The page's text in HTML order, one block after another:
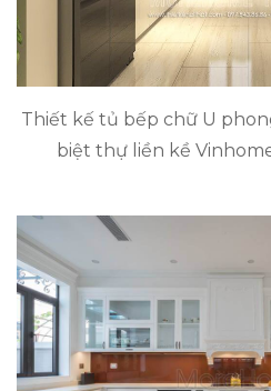
Thiết kế tủ bếp chữ U
biệt thự liền kề